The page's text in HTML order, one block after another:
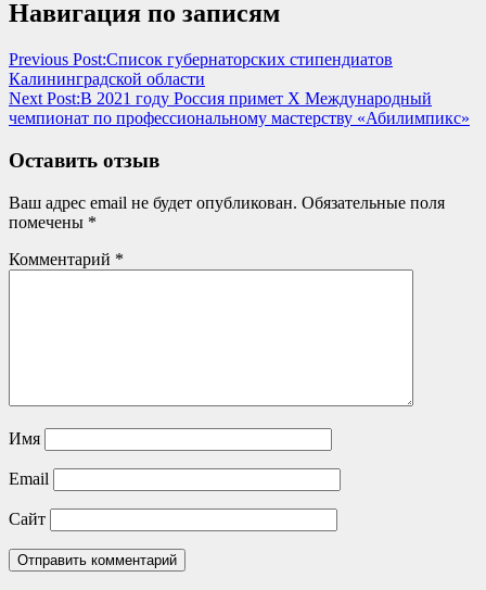
Навигация по записям
Previous Post:Список губернаторских стипендиатов
Калининградской области
Next Post:В 2021 году Россия примет X Международный
чемпионат по профессиональному мастерству «Абилимпикс»
Оставить отзыв
Ваш адрес email не будет опубликован. Обязательные поля
помечены *
Комментарий *
Имя
Email
Сайт